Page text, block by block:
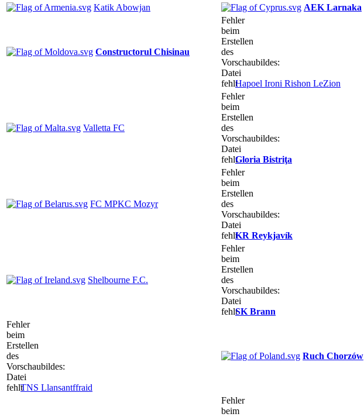
Katik Abowjan AEK Larnaka
Constructorul Chisinau
Fehler
beim
Erstellen
des
Vorschaubildes:
Datei
fehltHapoel Ironi Rishon LeZion
Valletta FC
Fehler
beim
Erstellen
des
Vorschaubildes:
Datei
fehltGloria Bistriţa
FC MPKC Mozyr
Fehler
beim
Erstellen
des
Vorschaubildes:
Datei
fehltKR Reykjavík
Shelbourne F.C.
Fehler
beim
Erstellen
des
Vorschaubildes:
Datei
fehltSK Brann
Fehler
beim
Erstellen
des
Vorschaubildes:
Datei
fehltTNS Llansantffraid
Ruch Chorzów
Fehler
beim